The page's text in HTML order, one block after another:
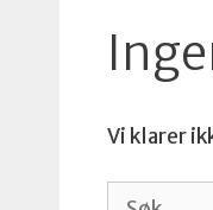
Vi klarer
Søk